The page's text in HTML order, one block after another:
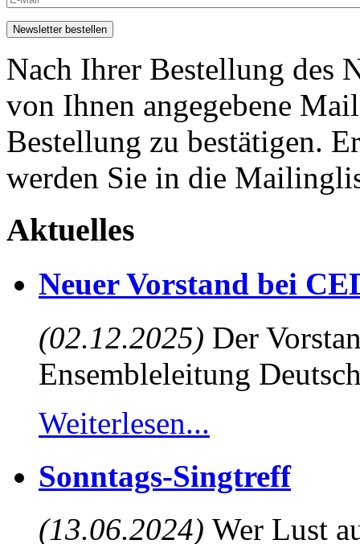
Nach Ihrer Bestellung des
von Ihnen angegebene
Bestellung zu bestätigen.
werden Sie in die
Aktuelles
Neuer Vorstand bei
(02.12.2025) Der
Ensembleleitung
Weiterlesen...
Sonntags-Singtreff
(13.06.2024) Wer Lust